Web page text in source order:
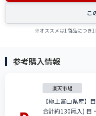
こ
※オススメは1商品につき1
参考購入情報
楽天市場
【極上富山県産
合計約130尾入) 目